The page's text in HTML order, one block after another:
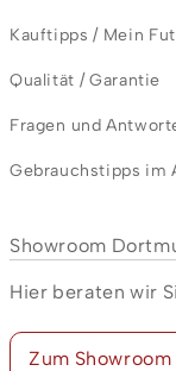
Kauftipps / Mein
Qualität / Garantie
Fragen und
Gebrauchstipps im
Showroom
Hier beraten wir
Zum Showroom